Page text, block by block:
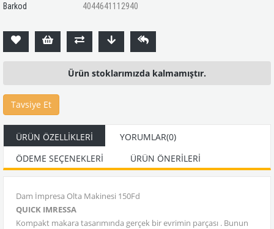
Barkod 4044641112940
Ürün stoklarımızda kalmamıştır.
Tavsiye Et
ÜRÜN ÖZELLIKLERI YORUMLAR(0)
ÖDEME SEÇENEKLERI
ÜRÜN ÖNERILERI
Dam İmpresa Olta Makinesi 150Fd
QUICK IMRESSA
Kompakt makara tasarımında gerçek bir evrimin parçası . Bunun